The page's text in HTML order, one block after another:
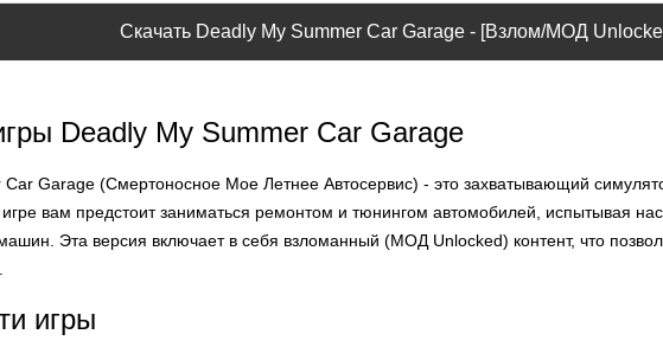
Скачать Deadly My Summer Car Garage - [Взлом/МОД
Deadly My Summer Car Garage
Car Garage (Смертоносное Мое Летнее Автосервис) - это захватывающий
игре вам предстоит заниматься ремонтом и тюнингом автомобилей, испытывая
Эта версия включает в себя взломанный (МОД Unlocked) контент, что
игры